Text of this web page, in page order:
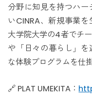
分野に知見を持つハ
いCINRA、新規事業
大学院大学の4者でチ
や「日々の暮らし」
な体験プログラムを仕
🔗 PLAT UMEKITA：